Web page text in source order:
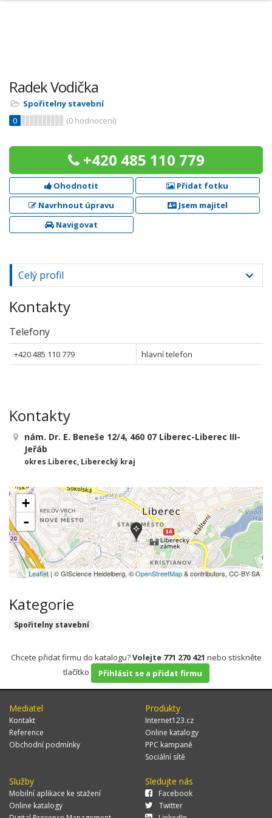
Radek Vodička
Spořitelny stavební
0
(0 hodnocení)
+420 485 110 779
Ohodnotit
Přidat fotku
Navrhnout úpravu
Jsem majitel
Navigovat
Celý profil
Kontakty
Telefony
+420 485 110 779 hlavní telefon
Kontakty
nám. Dr. E. Beneše 12/4, 460 07 Liberec-Liberec III-
Jeřáb
okres Liberec, Liberecký kraj
+
-
Leaflet| © GIScience Heidelberg, ©OpenStreetMap& contributors, CC-BY-SA
Kategorie
Spořitelny stavební
Chcete přidat firmu do katalogu?Volejte 771 270 421 nebo stiskněte
tlačítko
Přihlásit se a přidat firmu
Mediatel
Kontakt
Reference
Obchodní podmínky
Produkty
Internet123.cz
Online katalogy
PPC kampaně
Sociální sítě
Služby
Mobilní aplikace ke stažení
Online katalogy
Sledujte nás
Facebook
Twitter